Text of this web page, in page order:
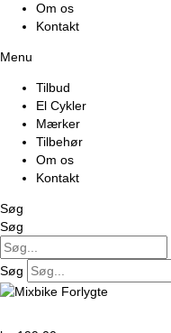
Om os
Kontakt
Menu
Tilbud
El Cykler
Mærker
Tilbehør
Om os
Kontakt
Søg
Søg
Søg